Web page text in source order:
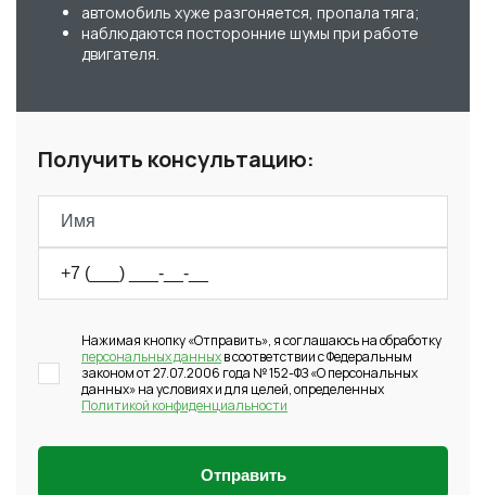
автомобиль хуже разгоняется, пропала тяга;
наблюдаются посторонние шумы при работе
двигателя.
Получить консультацию:
Нажимая кнопку «Отправить», я соглашаюсь на обработку
персональных данныхв соответствии с Федеральным
законом от 27.07.2006 года № 152-ФЗ «О персональных
данных» на условиях и для целей, определенных
Политикой конфиденциальности
Отправить